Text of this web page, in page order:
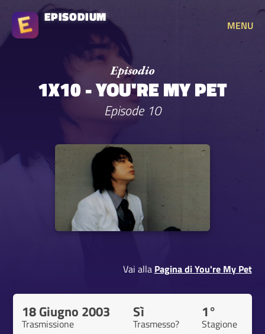
EPISODIUM
MENU
1X10 - YOU'RE MY PET
Episode 10
Vai alla Pagina di You're My Pet
18 Giugno 2003
Trasmissione
Sì
Trasmesso?
1°
Stagione